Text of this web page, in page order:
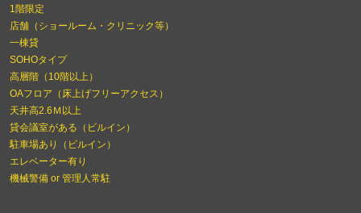
1階限定
店舗（ショールーム・クリニック等）
一棟貸
SOHOタイプ
高層階（10階以上）
OAフロア（床上げフリーアクセス）
天井高2.6Ｍ以上
貸会議室がある（ビルイン）
駐車場あり（ビルイン）
エレベーター有り
機械警備 or 管理人常駐